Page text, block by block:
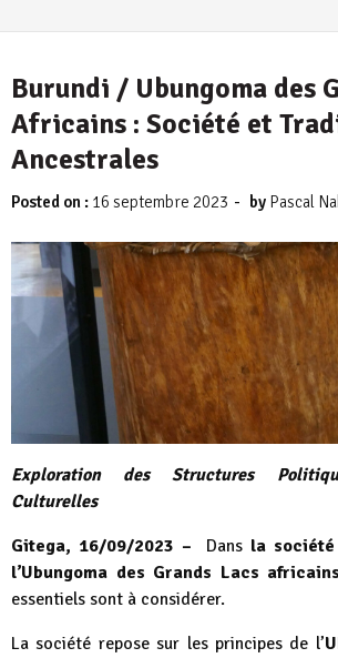
Burundi / Ubungoma des
Africains : Société et
Ancestrales
Posted on : 16 septembre 2023 - by Pascal
Exploration des Structures
Culturelles
Gitega, 16/09/2023 –
Dans la
l’Ubungoma des Grands Lacs africains
essentiels sont à considérer.
La société repose sur les principes de l’